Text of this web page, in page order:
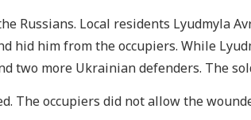
Russians. Local residents Lyudmyla
him from the occupiers. While
two more Ukrainian defenders. The
The occupiers did not allow the